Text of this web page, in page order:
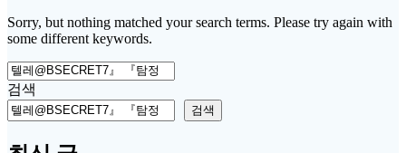
Sorry, but nothing matched your search terms. Please try again with
some different keywords.
Search
for:
검색
검색